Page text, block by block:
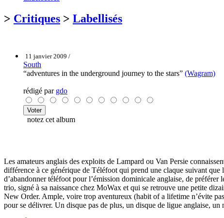
> Critiques > Labellisés
11 janvier 2009 /
South
“adventures in the underground journey to the stars” (Wagram)
rédigé par gdo
notez cet album
Les amateurs anglais des exploits de Lampard ou Van Persie
différence à ce générique de Téléfoot qui prend une claque suivant
d’abandonner téléfoot pour l’émission dominicale anglaise, de
trio, signé à sa naissance chez MoWax et qui se retrouve une petite
New Order. Ample, voire trop aventureux (habit of a lifetime n’évite
pour se délivrer. Un disque pas de plus, un disque de ligue anglaise,